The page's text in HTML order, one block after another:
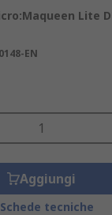
Lite
EN
Aggiungi
Schede tecniche